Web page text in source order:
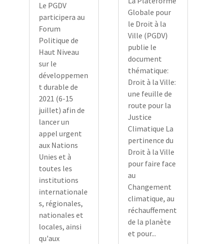
Le PGDV
participera au
Forum
Politique de
Haut Niveau
sur le
développemen
t durable de
2021 (6-15
juillet) afin de
lancer un
appel urgent
aux Nations
Unies et à
toutes les
institutions
internationale
s, régionales,
nationales et
locales, ainsi
qu'aux
Globale pour
le Droit à la
Ville (PGDV)
publie le
document
thématique:
Droit à la Ville:
une feuille de
route pour la
Justice
Climatique La
pertinence du
Droit à la Ville
pour faire face
au
Changement
climatique, au
réchauffement
de la planète
et pour...